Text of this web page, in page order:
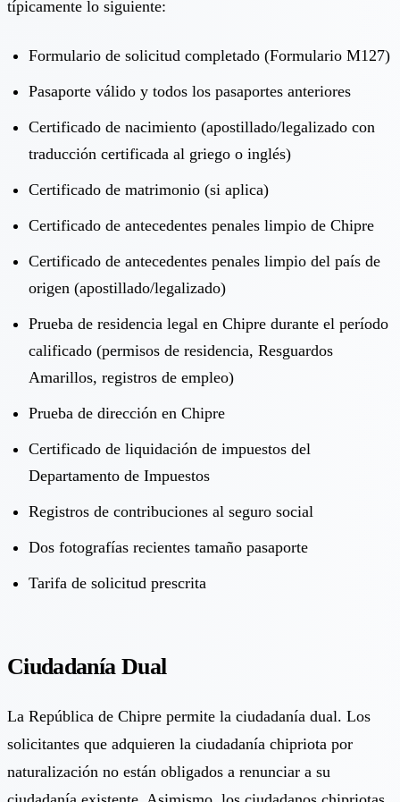
típicamente lo siguiente:
Formulario de solicitud completado (Formulario M127)
Pasaporte válido y todos los pasaportes anteriores
Certificado de nacimiento (apostillado/legalizado con
traducción certificada al griego o inglés)
Certificado de matrimonio (si aplica)
Certificado de antecedentes penales limpio de Chipre
Certificado de antecedentes penales limpio del país de
origen (apostillado/legalizado)
Prueba de residencia legal en Chipre durante el período
calificado (permisos de residencia, Resguardos
Amarillos, registros de empleo)
Prueba de dirección en Chipre
Certificado de liquidación de impuestos del
Departamento de Impuestos
Registros de contribuciones al seguro social
Dos fotografías recientes tamaño pasaporte
Tarifa de solicitud prescrita
Ciudadanía Dual
La República de Chipre permite la ciudadanía dual. Los
solicitantes que adquieren la ciudadanía chipriota por
naturalización no están obligados a renunciar a su